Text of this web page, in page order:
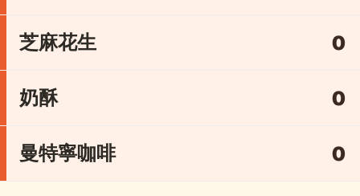
芝麻花生 0
奶酥 0
曼特寧咖啡 0